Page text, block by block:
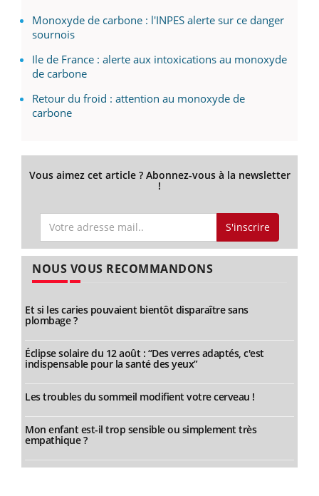
Monoxyde de carbone : l'INPES alerte sur ce danger
sournois
Ile de France : alerte aux intoxications au monoxyde
de carbone
Retour du froid : attention au monoxyde de
carbone
Vous aimez cet article ? Abonnez-vous à la newsletter
!
S'inscrire
NOUS VOUS RECOMMANDONS
Et si les caries pouvaient bientôt disparaître sans
plombage ?
Éclipse solaire du 12 août : “Des verres adaptés, c'est
indispensable pour la santé des yeux”
Les troubles du sommeil modifient votre cerveau !
Mon enfant est-il trop sensible ou simplement très
empathique ?